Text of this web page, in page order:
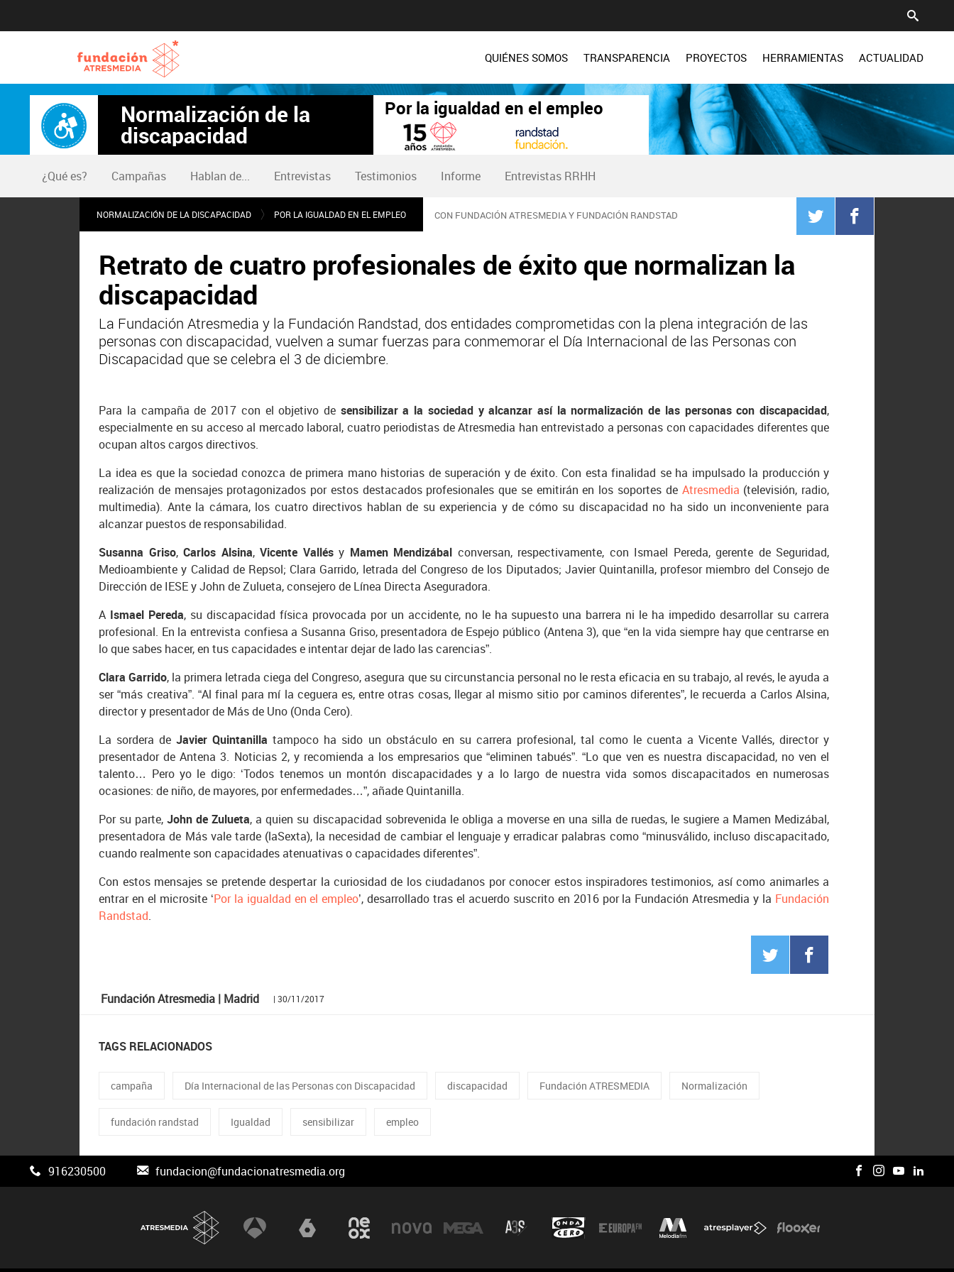
QUIÉNES SOMOS TRANSPARENCIA PROYECTOS HERRAMIENTAS ACTUALIDAD
Normalización de la
discapacidad
Por la igualdad en el empleo
¿Qué es? Campañas Hablan de... Entrevistas Testimonios Informe Entrevistas RRHH
NORMALIZACIÓN DE LA DISCAPACIDAD POR LA IGUALDAD EN EL EMPLEO CON FUNDACIÓN ATRESMEDIA Y FUNDACIÓN RANDSTAD
Retrato de cuatro profesionales de éxito que normalizan la
discapacidad
La Fundación Atresmedia y la Fundación Randstad, dos entidades comprometidas con la plena integración de las
personas con discapacidad, vuelven a sumar fuerzas para conmemorar el Día Internacional de las Personas con
Discapacidad que se celebra el 3 de diciembre.
Para la campaña de 2017 con el objetivo de sensibilizar a la sociedad y alcanzar así la normalización de las personas con discapacidad,
especialmente en su acceso al mercado laboral, cuatro periodistas de Atresmedia han entrevistado a personas con capacidades diferentes que
ocupan altos cargos directivos.
La idea es que la sociedad conozca de primera mano historias de superación y de éxito. Con esta finalidad se ha impulsado la producción y
realización de mensajes protagonizados por estos destacados profesionales que se emitirán en los soportes de Atresmedia (televisión, radio,
multimedia). Ante la cámara, los cuatro directivos hablan de su experiencia y de cómo su discapacidad no ha sido un inconveniente para
alcanzar puestos de responsabilidad.
Susanna Griso,Carlos Alsina,Vicente Vallésy Mamen Mendizábal conversan, respectivamente, con Ismael Pereda, gerente de Seguridad,
Medioambiente y Calidad de Repsol; Clara Garrido, letrada del Congreso de los Diputados; Javier Quintanilla, profesor miembro del Consejo de
Dirección de IESE y John de Zulueta, consejero de Línea Directa Aseguradora.
A Ismael Pereda, su discapacidad física provocada por un accidente, no le ha supuesto una barrera ni le ha impedido desarrollar su carrera
profesional. En la entrevista confiesa a Susanna Griso, presentadora de Espejo público (Antena 3), que “en la vida siempre hay que centrarse en
lo que sabes hacer, en tus capacidades e intentar dejar de lado las carencias”.
Clara Garrido, la primera letrada ciega del Congreso, asegura que su circunstancia personal no le resta eficacia en su trabajo, al revés, le ayuda a
ser “más creativa”. “Al final para mí la ceguera es, entre otras cosas, llegar al mismo sitio por caminos diferentes”, le recuerda a Carlos Alsina,
director y presentador de Más de Uno (Onda Cero).
La sordera deJavier Quintanilla tampoco ha sido un obstáculo en su carrera profesional, tal como le cuenta a Vicente Vallés, director y
presentador de Antena 3. Noticias 2, y recomienda a los empresarios que “eliminen tabués”. “Lo que ven es nuestra discapacidad, no ven el
talento… Pero yo le digo: ‘Todos tenemos un montón discapacidades y a lo largo de nuestra vida somos discapacitados en numerosas
ocasiones: de niño, de mayores, por enfermedades…”, añade Quintanilla.
Por su parte,John de Zulueta, a quien su discapacidad sobrevenida le obliga a moverse en una silla de ruedas, le sugiere a Mamen Medizábal,
presentadora de Más vale tarde (laSexta), la necesidad de cambiar el lenguaje y erradicar palabras como “minusválido, incluso discapacitado,
cuando realmente son capacidades atenuativas o capacidades diferentes”.
Con estos mensajes se pretende despertar la curiosidad de los ciudadanos por conocer estos inspiradores testimonios, así como animarles a
entrar en el microsite ‘Por la igualdad en el empleo’, desarrollado tras el acuerdo suscrito en 2016 por la Fundación Atresmedia y la Fundación
Randstad.
Fundación Atresmedia | Madrid | 30/11/2017
TAGS RELACIONADOS
campaña Día Internacional de las Personas con Discapacidad discapacidad Fundación ATRESMEDIA Normalización
fundación randstad Igualdad sensibilizar empleo
916230500 fundacion@fundacionatresmedia.org